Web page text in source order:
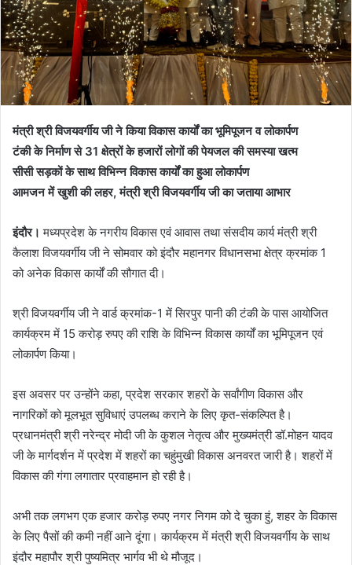
मंत्री श्री विजयवर्गीय जी ने किया विकास कार्यों का भूमिपूजन व लोकार्पण
टंकी के निर्माण से 31 क्षेत्रों के हजारों लोगों की पेयजल की समस्या खत्म
सीसी सड़कों के साथ विभिन्न विकास कार्यों का हुआ लोकार्पण
आमजन में खुशी की लहर, मंत्री श्री विजयवर्गीय जी का जताया आभार
इंदौर। मध्यप्रदेश के नगरीय विकास एवं आवास तथा संसदीय कार्य मंत्री श्री
कैलाश विजयवर्गीय जी ने सोमवार को इंदौर महानगर विधानसभा क्षेत्र क्रमांक 1
को अनेक विकास कार्यों की सौगात दी।
श्री विजयवर्गीय जी ने वार्ड क्रमांक-1 में सिरपुर पानी की टंकी के पास आयोजित
कार्यक्रम में 15 करोड़ रुपए की राशि के विभिन्न विकास कार्यों का भूमिपूजन एवं
लोकार्पण किया।
इस अवसर पर उन्होंने कहा, प्रदेश सरकार शहरों के सर्वांगीण विकास और
नागरिकों को मूलभूत सुविधाएं उपलब्ध कराने के लिए कृत-संकल्पित है।
प्रधानमंत्री श्री नरेन्द्र मोदी जी के कुशल नेतृत्व और मुख्यमंत्री डॉ.मोहन यादव
जी के मार्गदर्शन में प्रदेश में शहरों का चहुंमुखी विकास अनवरत जारी है। शहरों में
विकास की गंगा लगातार प्रवाहमान हो रही है।
अभी तक लगभग एक हजार करोड़ रुपए नगर निगम को दे चुका हुं, शहर के विकास
के लिए पैसों की कमी नहीं आने दूंगा। कार्यक्रम में मंत्री श्री विजयवर्गीय के साथ
इंदौर महापौर श्री पुष्यमित्र भार्गव भी थे मौजूद।